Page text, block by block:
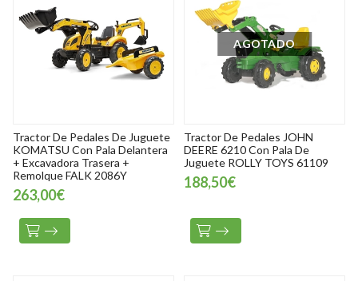
Tractor De Pedales De Juguete
KOMATSU Con Pala Delantera
+ Excavadora Trasera +
Remolque FALK 2086Y
263,00€
AGOTADO
Tractor De Pedales JOHN
DEERE 6210 Con Pala De
Juguete ROLLY TOYS 61109
188,50€